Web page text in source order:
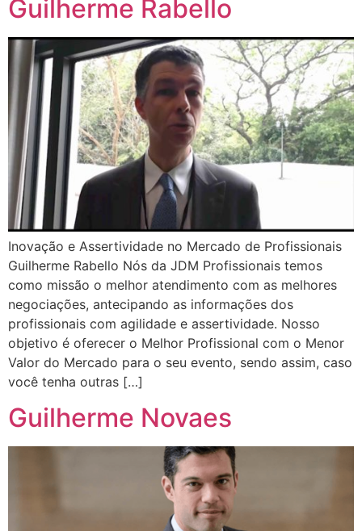
Guilherme Rabello
Inovação e Assertividade no Mercado de Profissionais
Guilherme Rabello Nós da JDM Profissionais temos
como missão o melhor atendimento com as melhores
negociações, antecipando as informações dos
profissionais com agilidade e assertividade. Nosso
objetivo é oferecer o Melhor Profissional com o Menor
Valor do Mercado para o seu evento, sendo assim, caso
você tenha outras […]
Guilherme Novaes